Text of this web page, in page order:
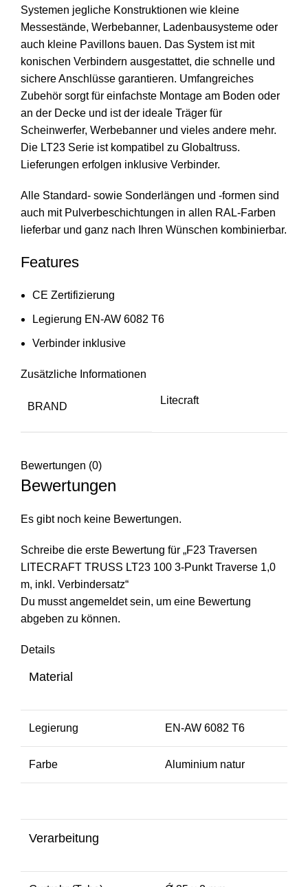
Systemen jegliche Konstruktionen wie kleine
Messestände, Werbebanner, Ladenbausysteme oder
auch kleine Pavillons bauen. Das System ist mit
konischen Verbindern ausgestattet, die schnelle und
sichere Anschlüsse garantieren. Umfangreiches
Zubehör sorgt für einfachste Montage am Boden oder
an der Decke und ist der ideale Träger für
Scheinwerfer, Werbebanner und vieles andere mehr.
Die LT23 Serie ist kompatibel zu Globaltruss.
Lieferungen erfolgen inklusive Verbinder.
Alle Standard- sowie Sonderlängen und -formen sind
auch mit Pulverbeschichtungen in allen RAL-Farben
lieferbar und ganz nach Ihren Wünschen kombinierbar.
Features
CE Zertifizierung
Legierung EN-AW 6082 T6
Verbinder inklusive
Zusätzliche Informationen
BRAND
Litecraft
Bewertungen (0)
Bewertungen
Es gibt noch keine Bewertungen.
Schreibe die erste Bewertung für „F23 Traversen
LITECRAFT TRUSS LT23 100 3-Punkt Traverse 1,0
m, inkl. Verbindersatz“
Du musstangemeldetsein, um eine Bewertung
abgeben zu können.
Details
Material
Legierung EN-AW 6082 T6
Farbe Aluminium natur
Verarbeitung